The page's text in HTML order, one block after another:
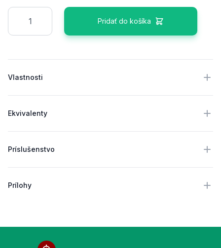
Množstvo
Pridať do košíka
Vlastnosti
Ekvivalenty
Príslušenstvo
Prílohy